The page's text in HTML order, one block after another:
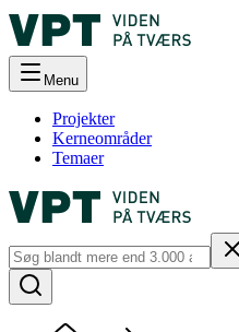
Menu
Projekter
Kerneområder
Temaer